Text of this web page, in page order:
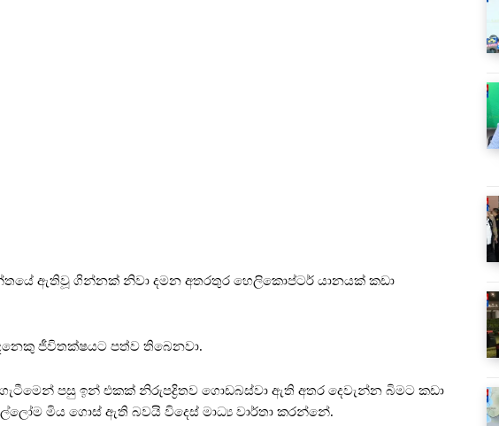
ඇතිවූ ගින්නක් නිවා දමන අතරතුර හෙලිකොප්ටර් යානයක් කඩා
ජීවිතක්ෂයට පත්ව තිබෙනවා.
පසු ඉන් එකක් නිරුපද්‍රිතව ගොඩබස්වා ඇති අතර දෙවැන්න බිමට කඩා
මිය ගොස් ඇති බවයි විදෙස් මාධ්‍ය වාර්තා කරන්නේ.